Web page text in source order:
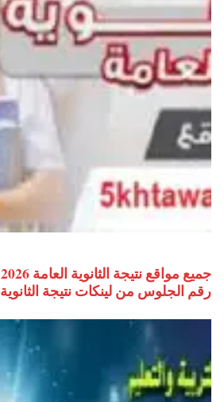
رقم الجلوس من لينكات نتيجة الثانوية